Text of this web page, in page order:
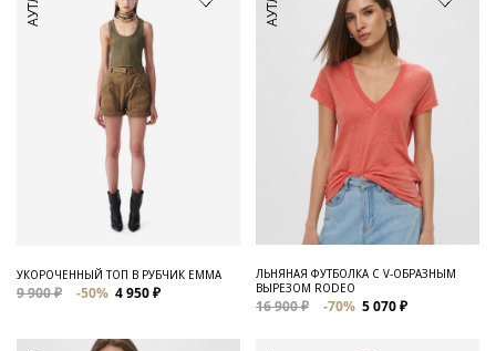
УКОРОЧЕННЫЙ ТОП В РУБЧИК EMMA
9 900 ₽ -50% 4 950 ₽
ЛЬНЯНАЯ ФУТБОЛКА С V-ОБРАЗНЫМ
ВЫРЕЗОМ RODEO
16 900 ₽ -70% 5 070 ₽